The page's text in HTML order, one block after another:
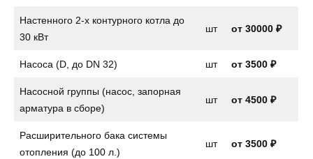
Настенного 2-х контурного котла до
30 кВт
шт от 30000 ₽
Насоса (D, до DN 32) шт от 3500 ₽
Насосной группы (насос, запорная
арматура в сборе)
шт от 4500 ₽
Расширительного бака системы
отопления (до 100 л.)
шт от 3500 ₽